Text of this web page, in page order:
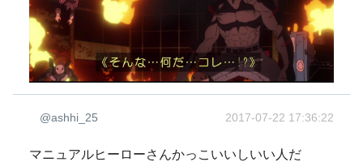
@ashhi_25 2017-07-22 17:36:22
マニュアルヒーローさんかっこいいしいい人だ